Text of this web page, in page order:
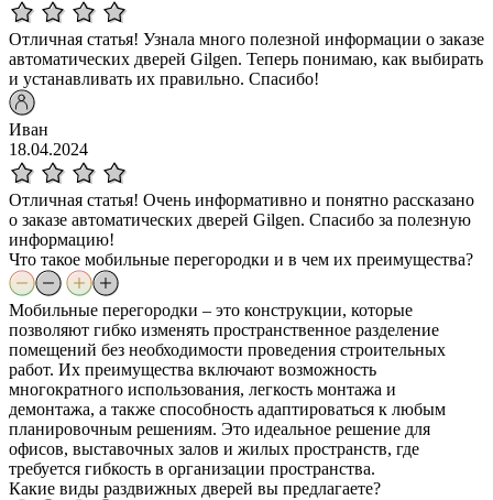
Отличная статья! Узнала много полезной информации о заказе
автоматических дверей Gilgen. Теперь понимаю, как выбирать
и устанавливать их правильно. Спасибо!
Иван
18.04.2024
Отличная статья! Очень информативно и понятно рассказано
о заказе автоматических дверей Gilgen. Спасибо за полезную
информацию!
Что такое мобильные перегородки и в чем их преимущества?
Мобильные перегородки – это конструкции, которые
позволяют гибко изменять пространственное разделение
помещений без необходимости проведения строительных
работ. Их преимущества включают возможность
многократного использования, легкость монтажа и
демонтажа, а также способность адаптироваться к любым
планировочным решениям. Это идеальное решение для
офисов, выставочных залов и жилых пространств, где
требуется гибкость в организации пространства.
Какие виды раздвижных дверей вы предлагаете?